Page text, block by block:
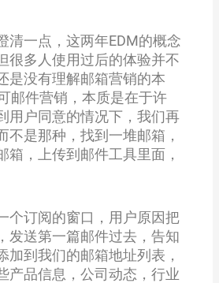
清一点，这两年EDM的概念
很多人使用过后的体验并不
是没有理解邮箱营销的本
邮件营销，本质是在于许
用户同意的情况下，我们再
不是那种，找到一堆邮箱，
箱，上传到邮件工具里面，
个订阅的窗口，用户原因把
发送第一篇邮件过去，告知
加到我们的邮箱地址列表，
产品信息，公司动态，行业